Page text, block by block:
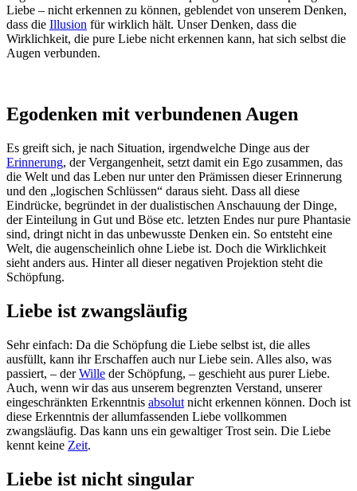
Liebe – nicht erkennen zu können, geblendet von unserem Denken,
dass die Illusion für wirklich hält. Unser Denken, dass die
Wirklichkeit, die pure Liebe nicht erkennen kann, hat sich selbst die
Augen verbunden.
Egodenken mit verbundenen Augen
Es greift sich, je nach Situation, irgendwelche Dinge aus der
Erinnerung, der Vergangenheit, setzt damit ein Ego zusammen, das
die Welt und das Leben nur unter den Prämissen dieser Erinnerung
und den „logischen Schlüssen“ daraus sieht. Dass all diese
Eindrücke, begründet in der dualistischen Anschauung der Dinge,
der Einteilung in Gut und Böse etc. letzten Endes nur pure Phantasie
sind, dringt nicht in das unbewusste Denken ein. So entsteht eine
Welt, die augenscheinlich ohne Liebe ist. Doch die Wirklichkeit
sieht anders aus. Hinter all dieser negativen Projektion steht die
Schöpfung.
Liebe ist zwangsläufig
Sehr einfach: Da die Schöpfung die Liebe selbst ist, die alles
ausfüllt, kann ihr Erschaffen auch nur Liebe sein. Alles also, was
passiert, – derWille der Schöpfung, – geschieht aus purer Liebe.
Auch, wenn wir das aus unserem begrenzten Verstand, unserer
eingeschränkten Erkenntnis absolut nicht erkennen können. Doch ist
diese Erkenntnis der allumfassenden Liebe vollkommen
zwangsläufig. Das kann uns ein gewaltiger Trost sein. Die Liebe
kennt keine Zeit.
Liebe ist nicht singular